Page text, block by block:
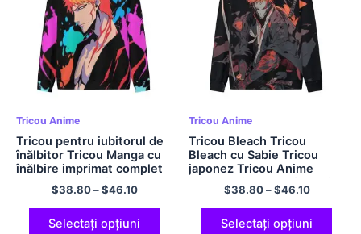
Tricou Anime
Tricou pentru iubitorul de
înălbitor Tricou Manga cu
înălbire imprimat complet
Tricou japonez fără glugă
Tricou anime Tricou cu
graffiti Tricou confortabil
din poliester cu gâtul
$38.80–$46.10
Selectați opțiuni
Tricou Anime
Tricou Bleach Tricou
Bleach cu Sabie Tricou
japonez Tricou Anime
Tricou unisex Confort, din
poliester, fără glugă, cu
mâneci lungi, Mărime UE
Tricou cu gât crew
$38.80–$46.10
Selectați opțiuni